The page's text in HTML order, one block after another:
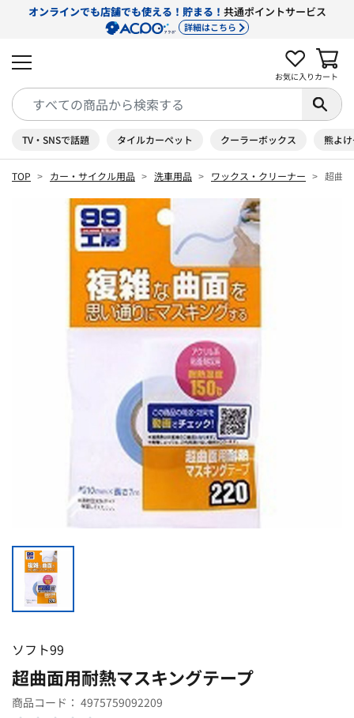
オンラインでも店舗でも使える！貯まる！ 共通ポイントサービス
詳細はこちら
お気に入り カート
TV・SNSで話題 タイルカーペット クーラーボックス 熊よ
TOP カー・サイクル用品 洗車用品 ワックス・クリーナー 超曲
ソフト99
超曲面用耐熱マスキングテープ
商品コード： 4975759092209